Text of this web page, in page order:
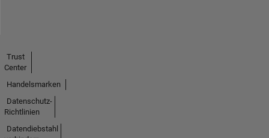
Trust
Center
Handelsmarken
Datenschutz-
Richtlinien
Datendiebstahl